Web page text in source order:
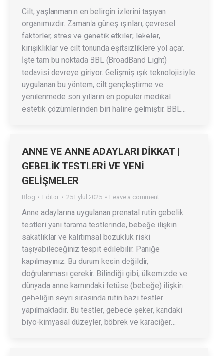
Cilt, yaşlanmanın en belirgin izlerini taşıyan
organımızdır. Zamanla güneş ışınları, çevresel
faktörler, stres ve genetik etkiler; lekeler,
kırışıklıklar ve cilt tonunda eşitsizliklere yol açar.
İşte tam bu noktada BBL (BroadBand Light)
tedavisi devreye giriyor. Gelişmiş ışık teknolojisiyle
uygulanan bu yöntem, cilt gençleştirme ve
yenilenmede son yılların en popüler medikal
estetik çözümlerinden biri haline gelmiştir. BBL…
ANNE VE ANNE ADAYLARI DİKKAT |
GEBELİK TESTLERİ VE YENİ
GELİŞMELER
Blog Editor 25 Eylül 2025 Leave a comment
Anne adaylarına uygulanan prenatal rutin gebelik
testleri yani tarama testlerinde, bebeğe ilişkin
sakatlıklar ve kalıtımsal bozukluk riski
taşıyabileceğiniz tespit edilebilir. Paniğe
kapılmayınız. Bu durum kesin değildir,
doğrulanması gerekir. Bilindiği gibi, ülkemizde ve
dünyada anne karnındaki fetüse (bebeğe) ilişkin
gebeliğin seyri sırasında rutin bazı testler
yapılmaktadır. Bu testler, gebede şeker, kandaki
biyo-kimyasal düzeyler, böbrek ve karaciğer…